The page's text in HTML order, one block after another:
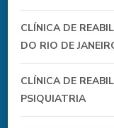
CLÍNICA DE
DO RIO DE
CLÍNICA DE
PSIQUIATRIA